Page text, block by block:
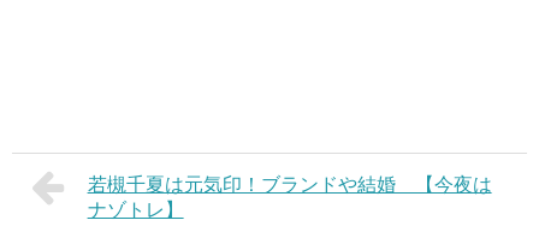
若槻千夏は元気印！ブランドや結婚 【今夜は
ナゾトレ】